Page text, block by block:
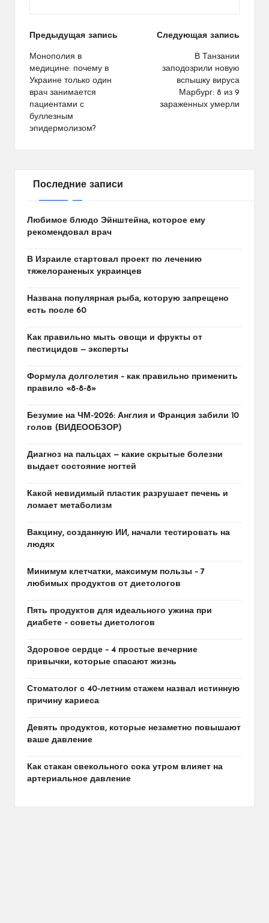
Навигация
по
записям
Предыдущая запись
Монополия в
медицине: почему в
Украине только один
врач занимается
пациентами с
буллезным
эпидермолизом?
Следующая запись
В Танзании
заподозрили новую
вспышку вируса
Марбург: 8 из 9
зараженных умерли
Последние записи
Любимое блюдо Эйнштейна, которое ему
рекомендовал врач
В Израиле стартовал проект по лечению
тяжелораненых украинцев
Названа популярная рыба, которую запрещено
есть после 60
Как правильно мыть овощи и фрукты от
пестицидов — эксперты
Формула долголетия – как правильно применить
правило «8-8-8»
Безумие на ЧМ-2026: Англия и Франция забили 10
голов (ВИДЕООБЗОР)
Диагноз на пальцах — какие скрытые болезни
выдает состояние ногтей
Какой невидимый пластик разрушает печень и
ломает метаболизм
Вакцину, созданную ИИ, начали тестировать на
людях
Минимум клетчатки, максимум пользы – 7
любимых продуктов от диетологов
Пять продуктов для идеального ужина при
диабете – советы диетологов
Здоровое сердце – 4 простые вечерние
привычки, которые спасают жизнь
Стоматолог с 40-летним стажем назвал истинную
причину кариеса
Девять продуктов, которые незаметно повышают
ваше давление
Как стакан свекольного сока утром влияет на
артериальное давление